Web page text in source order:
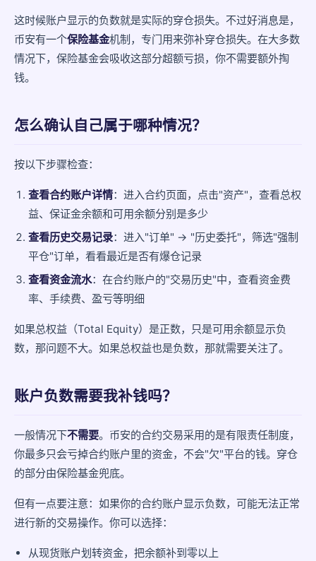
这时候账户显示的负数就是实际的穿仓损失。不过好消息是，
币安有一个保险基金机制，专门用来弥补穿仓损失。在大多数
情况下，保险基金会吸收这部分超额亏损，你不需要额外掏
钱。
怎么确认自己属于哪种情况？
按以下步骤检查：
查看合约账户详情：进入合约页面，点击"资产"，查看总权
益、保证金余额和可用余额分别是多少
查看历史交易记录：进入"订单" → "历史委托"，筛选"强制
平仓"订单，看看最近是否有爆仓记录
查看资金流水：在合约账户的"交易历史"中，查看资金费
率、手续费、盈亏等明细
如果总权益（Total Equity）是正数，只是可用余额显示负
数，那问题不大。如果总权益也是负数，那就需要关注了。
账户负数需要我补钱吗？
一般情况下不需要。币安的合约交易采用的是有限责任制度，
你最多只会亏掉合约账户里的资金，不会"欠"平台的钱。穿仓
的部分由保险基金兜底。
但有一点要注意：如果你的合约账户显示负数，可能无法正常
进行新的交易操作。你可以选择：
从现货账户划转资金，把余额补到零以上